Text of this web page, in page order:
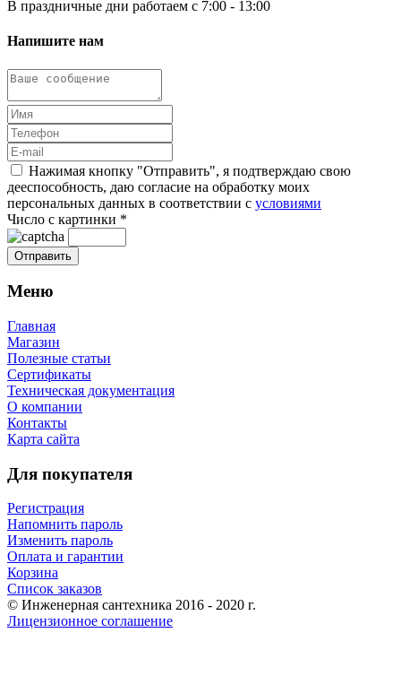
В праздничные дни работаем с 7:00 - 13:00
Напишите нам
Нажимая кнопку "Отправить", я подтверждаю свою
дееспособность, даю согласие на обработку моих
персональных данных в соответствии с условиями
Число с картинки *
Меню
Главная
Магазин
Полезные статьи
Сертификаты
Техническая документация
О компании
Контакты
Карта сайта
Для покупателя
Регистрация
Напомнить пароль
Изменить пароль
Оплата и гарантии
Корзина
Список заказов
© Инженерная сантехника 2016 - 2020 г.
Лицензионное соглашение